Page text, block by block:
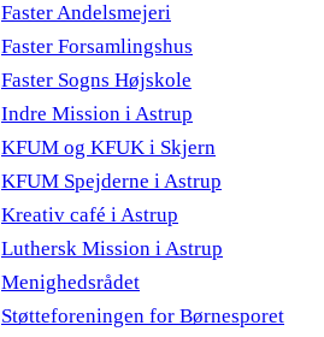
Faster Andelsmejeri
Faster Forsamlingshus
Faster Sogns Højskole
Indre Mission i Astrup
KFUM og KFUK i Skjern
KFUM Spejderne i Astrup
Kreativ café i Astrup
Luthersk Mission i Astrup
Menighedsrådet
Støtteforeningen for Børnesporet